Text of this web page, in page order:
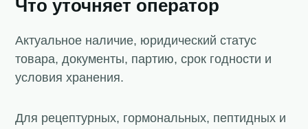
Что уточняет оператор
Актуальное наличие, юридический статус
товара, документы, партию, срок годности и
условия хранения.
Для рецептурных, гормональных, пептидных и